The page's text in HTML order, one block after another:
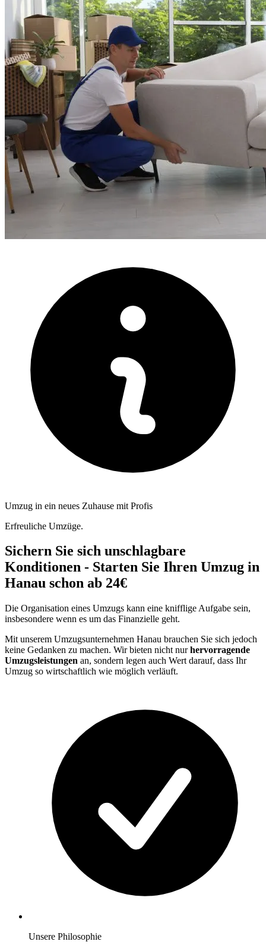
Umzug in ein neues Zuhause mit Profis
Erfreuliche Umzüge.
Sichern Sie sich unschlagbare
Konditionen - Starten Sie Ihren Umzug in
Hanau schon ab 24€
Die Organisation eines Umzugs kann eine knifflige Aufgabe sein,
insbesondere wenn es um das Finanzielle geht.
Mit unserem Umzugsunternehmen Hanau brauchen Sie sich jedoch
keine Gedanken zu machen. Wir bieten nicht nurhervorragende
Umzugsleistungen an, sondern legen auch Wert darauf, dass Ihr
Umzug so wirtschaftlich wie möglich verläuft.
Unsere Philosophie